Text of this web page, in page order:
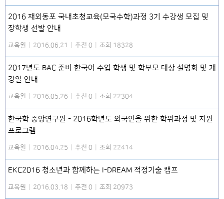
2016 재외동포 국내초청교육(모국수학)과정 3기 수강생 모집 및
장학생 선발 안내
교육원 2016.06.21 추천 0 조회 18328
2017년도 BAC 준비 한국어 수업 학생 및 학부모 대상 설명회 및 개
강일 안내
교육원 2016.05.26 추천 0 조회 22304
한국학 중앙연구원 - 2016학년도 외국인을 위한 학위과정 및 지원
프로그램
교육원 2016.04.25 추천 0 조회 22414
EKC2016 청소년과 함께하는 I-DREAM 적정기술 캠프
교육원 2016.03.18 추천 0 조회 20973